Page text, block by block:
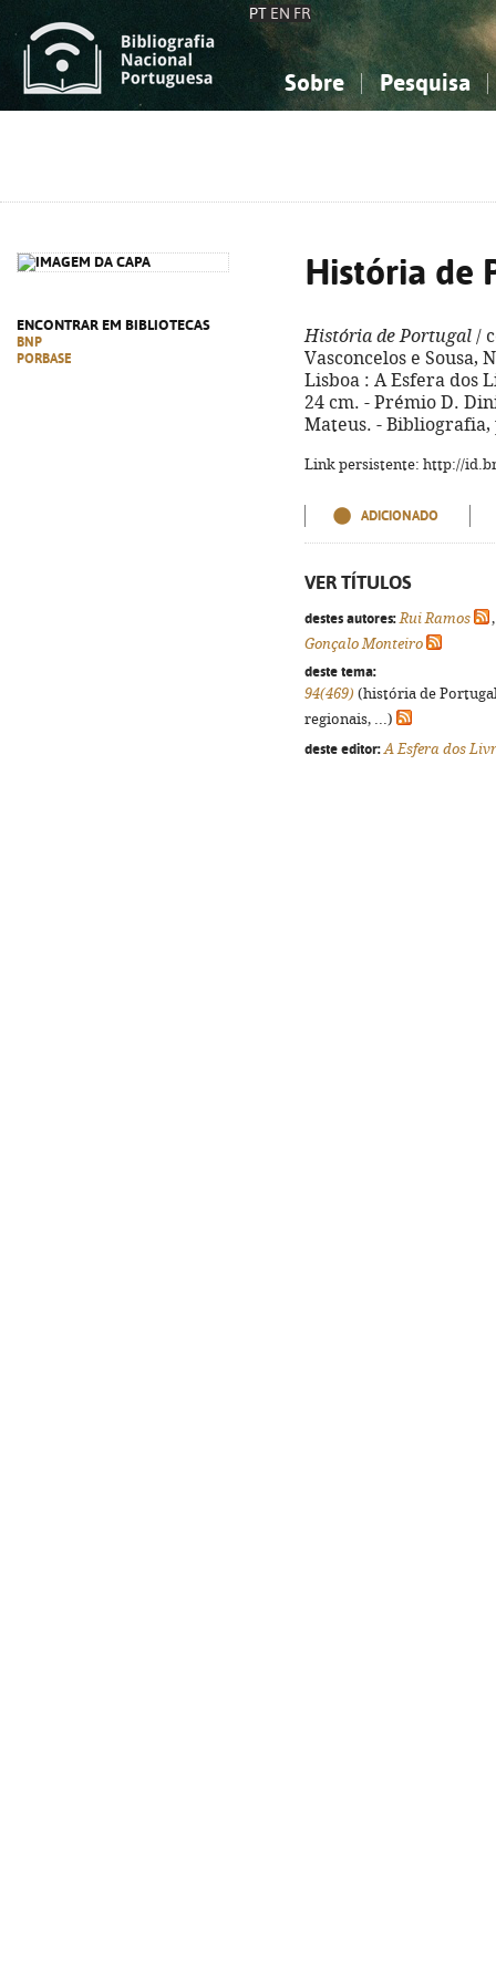
PT EN FR
Sobre Pesquisa
ENCONTRAR EM BIBLIOTECAS
BNP
PORBASE
História de
História de Portugal /
Vasconcelos e Sousa,
Lisboa : A Esfera dos
24 cm. - Prémio D.
Mateus. - Bibliografia,
Link persistente: http://
ADICIONADO
VER TÍTULOS
destes autores: Rui Ramos
Gonçalo Monteiro
deste tema:
94(469) (história de
regionais, ...)
deste editor: A Esfera dos